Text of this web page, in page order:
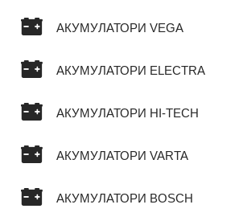
АКУМУЛАТОРИ VEGA
АКУМУЛАТОРИ ELECTRA
АКУМУЛАТОРИ HI-TECH
АКУМУЛАТОРИ VARTA
АКУМУЛАТОРИ BOSCH